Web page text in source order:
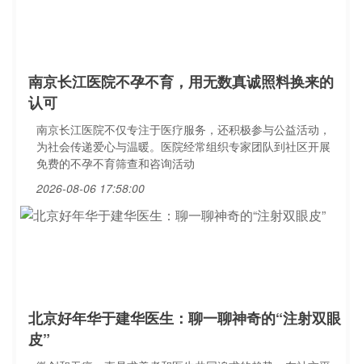
南京长江医院不孕不育，用无数真诚照料换来的
认可
南京长江医院不仅专注于医疗服务，还积极参与公益活动，
为社会传递爱心与温暖。医院经常组织专家团队到社区开展
免费的不孕不育筛查和咨询活动
2026-08-06 17:58:00
北京好年华于建华医生：聊一聊神奇的“注射双眼
皮”